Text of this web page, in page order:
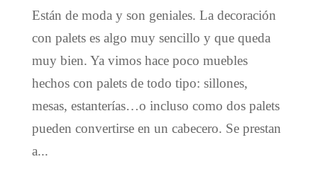
Están de moda y son geniales. La decoración
con palets es algo muy sencillo y que queda
muy bien. Ya vimos hace poco muebles
hechos con palets de todo tipo: sillones,
mesas, estanterías…o incluso como dos palets
pueden convertirse en un cabecero. Se prestan
a...